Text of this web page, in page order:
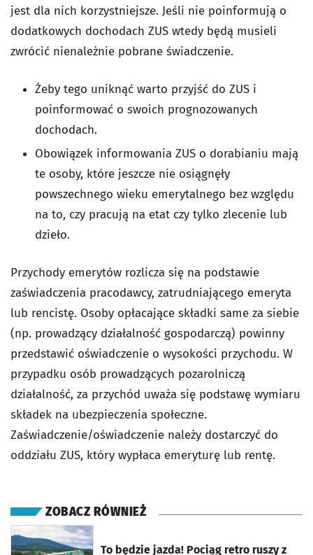
jest dla nich korzystniejsze. Jeśli nie poinformują o
dodatkowych dochodach ZUS wtedy będą musieli
zwrócić nienależnie pobrane świadczenie.
Żeby tego uniknąć warto przyjść do ZUS i
poinformować o swoich prognozowanych
dochodach.
Obowiązek informowania ZUS o dorabianiu mają
te osoby, które jeszcze nie osiągnęły
powszechnego wieku emerytalnego bez względu
na to, czy pracują na etat czy tylko zlecenie lub
dzieło.
Przychody emerytów rozlicza się na podstawie
zaświadczenia pracodawcy, zatrudniającego emeryta
lub rencistę. Osoby opłacające składki same za siebie
(np. prowadzący działalność gospodarczą) powinny
przedstawić oświadczenie o wysokości przychodu. W
przypadku osób prowadzących pozarolniczą
działalność, za przychód uważa się podstawę wymiaru
składek na ubezpieczenia społeczne.
Zaświadczenie/oświadczenie należy dostarczyć do
oddziału ZUS, który wypłaca emeryturę lub rentę.
ZOBACZ RÓWNIEŻ
To będzie jazda! Pociąg retro ruszy z
otworzy się w nowej karcie